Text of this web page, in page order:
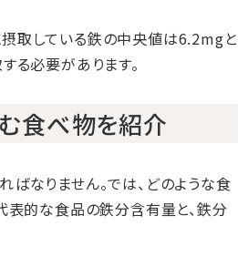
取している鉄の中央値は6.2mgと
る必要があります。
食べ物を紹介
なりません。では、どのような食
表的な食品の鉄分含有量と、鉄分